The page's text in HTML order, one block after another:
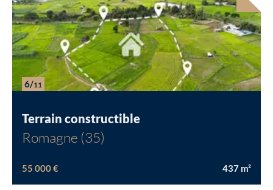
Chargement...
6/11
Terrain constructible
Romagne (35)
55 000 € 437 m²